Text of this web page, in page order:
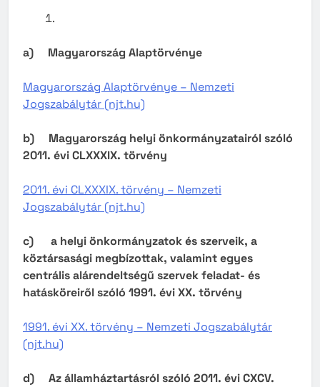
a) Magyarország Alaptörvénye
Magyarország Alaptörvénye – Nemzeti
Jogszabálytár (njt.hu)
b) Magyarország helyi önkormányzatairól szóló
2011. évi CLXXXIX. törvény
2011. évi CLXXXIX. törvény – Nemzeti
Jogszabálytár (njt.hu)
c) a helyi önkormányzatok és szerveik, a
köztársasági megbízottak, valamint egyes
centrális alárendeltségű szervek feladat- és
hatásköreiről szóló 1991. évi XX. törvény
1991. évi XX. törvény – Nemzeti Jogszabálytár
(njt.hu)
d) Az államháztartásról szóló 2011. évi CXCV.